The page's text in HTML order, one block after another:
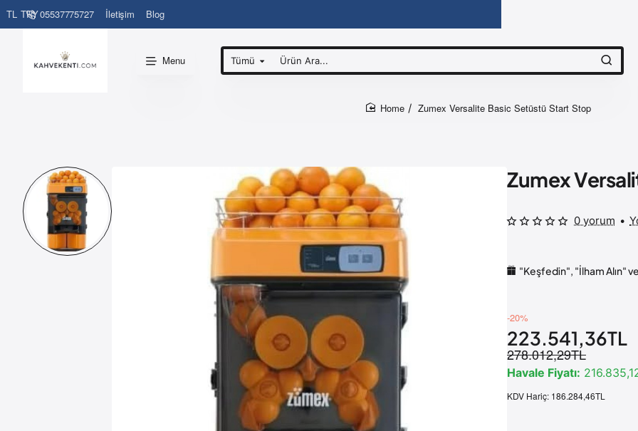
05537775727 İletişim Blog
TL TRY
Menu Tümü
Ürün
Ara...
Zumex Versalite Basic Setüstü Start Stop
Zumex
"Keşfedin", "İlham Alın"
0 yorum •
-20%
223.541,36TL
278.012,29TL
Havale Fiyatı:
KDV Hariç: 186.284,46TL